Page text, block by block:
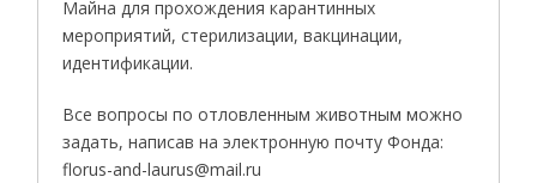
Майна для прохождения карантинных
мероприятий, стерилизации, вакцинации,
идентификации.
Все вопросы по отловленным животным можно
задать, написав на электронную почту Фонда:
florus-and-laurus@mail.ru